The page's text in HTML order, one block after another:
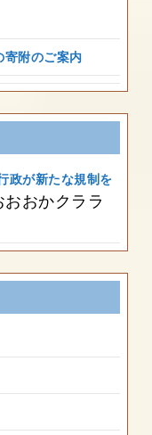
寄附のご案内
政が新たな規制を
おおかクララ